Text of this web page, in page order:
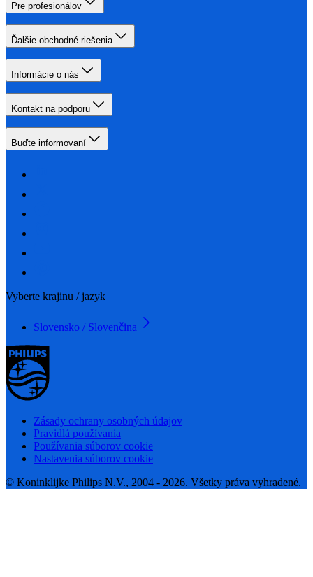
Pre profesionálov
Ďalšie obchodné riešenia
Informácie o nás
Kontakt na podporu
Buďte informovaní
Vyberte krajinu / jazyk
Slovensko / Slovenčina
Zásady ochrany osobných údajov
Pravidlá používania
Používania súborov cookie
Nastavenia súborov cookie
© Koninklijke Philips N.V., 2004 - 2026. Všetky práva vyhradené.